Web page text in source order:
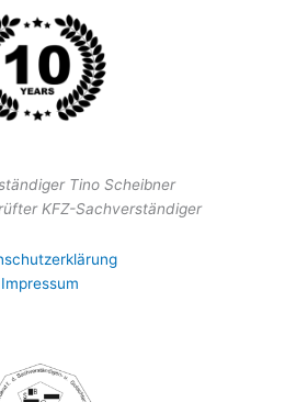
Tino Scheibner
KFZ-Sachverständiger
Impressum